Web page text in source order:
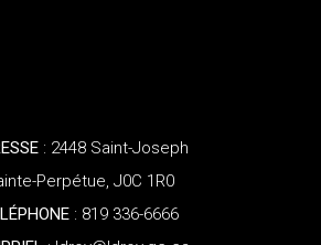
: 2448 Saint-Joseph
Perpétue, J0C 1R0
: 819 336-6666